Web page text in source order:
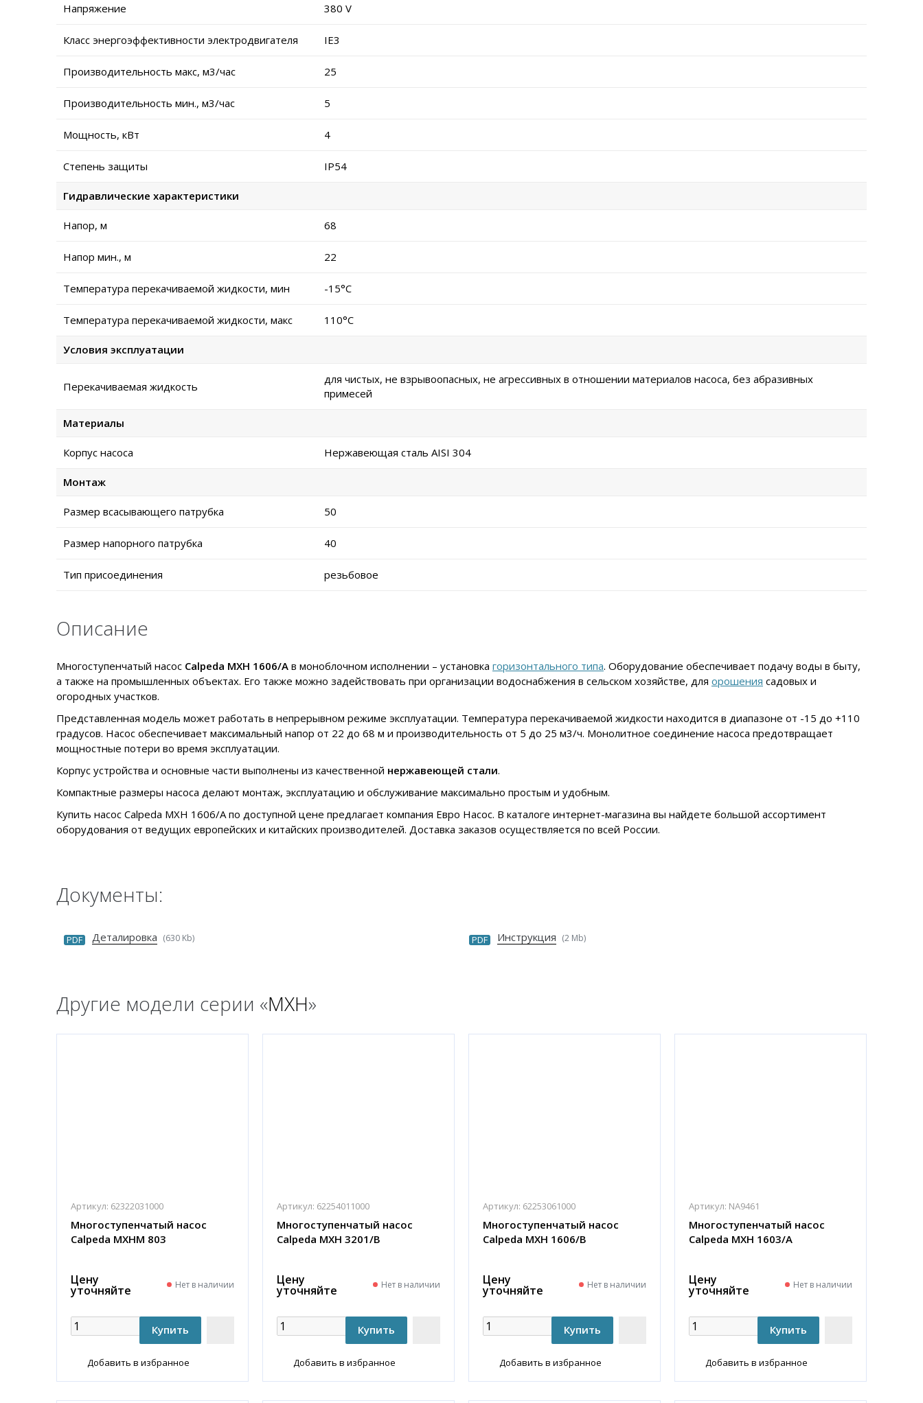
Напряжение 380 V
Класс энергоэффективности электродвигателя IE3
Производительность макс, м3/час 25
Производительность мин., м3/час 5
Мощность, кВт 4
Степень защиты IP54
Гидравлические характеристики
Напор, м 68
Напор мин., м 22
Температура перекачиваемой жидкости, мин -15°C
Температура перекачиваемой жидкости, макс 110°C
Условия эксплуатации
Перекачиваемая жидкость
для чистых, не взрывоопасных, не агрессивных в отношении материалов насоса, без абразивных
примесей
Материалы
Корпус насоса Нержавеющая сталь AISI 304
Монтаж
Размер всасывающего патрубка 50
Размер напорного патрубка 40
Тип присоединения резьбовое
Описание
Многоступенчатый насос Calpeda MXH 1606/A в моноблочном исполнении – установка горизонтального типа. Оборудование обеспечивает подачу воды в быту,
а также на промышленных объектах. Его также можно задействовать при организации водоснабжения в сельском хозяйстве, для орошения садовых и
огородных участков.
Представленная модель может работать в непрерывном режиме эксплуатации. Температура перекачиваемой жидкости находится в диапазоне от -15 до +110
градусов. Насос обеспечивает максимальный напор от 22 до 68 м и производительность от 5 до 25 м3/ч. Монолитное соединение насоса предотвращает
мощностные потери во время эксплуатации.
Корпус устройства и основные части выполнены из качественной нержавеющей стали.
Компактные размеры насоса делают монтаж, эксплуатацию и обслуживание максимально простым и удобным.
Купить насос Calpeda MXH 1606/A по доступной цене предлагает компания Евро Насос. В каталоге интернет-магазина вы найдете большой ассортимент
оборудования от ведущих европейских и китайских производителей. Доставка заказов осуществляется по всей России.
Документы:
PDF Деталировка (630 Kb) PDF Инструкция (2 Mb)
Другие модели серии «MXH»
Артикул: 62322031000
Многоступенчатый насос
Calpeda MXHM 803
Цену
уточняйте Нет в наличии
Добавить в избранное
Артикул: 62254011000
Многоступенчатый насос
Calpeda MXH 3201/B
Цену
уточняйте Нет в наличии
Добавить в избранное
Артикул: 62253061000
Многоступенчатый насос
Calpeda MXH 1606/B
Цену
уточняйте Нет в наличии
Добавить в избранное
Артикул: NA9461
Многоступенчатый насос
Calpeda MXH 1603/A
Цену
уточняйте Нет в наличии
Добавить в избранное